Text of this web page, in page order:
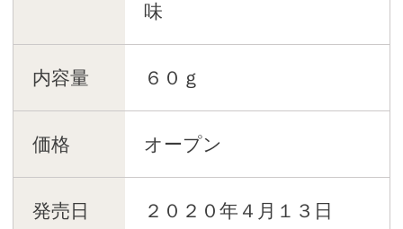
味
内容量 ６０ｇ
価格 オープン
発売日
２０２０年４月１３日